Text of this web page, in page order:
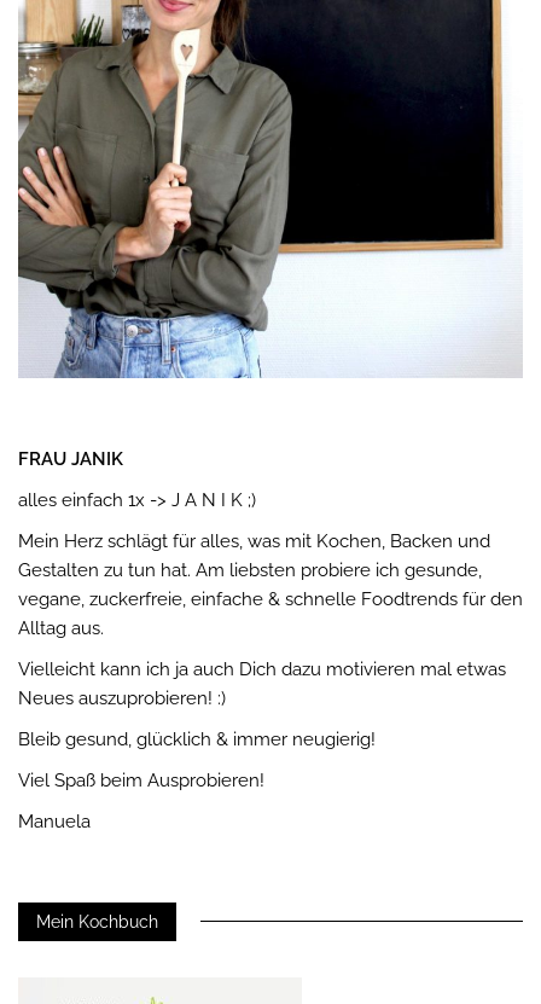
FRAU JANIK
alles einfach 1x -> J A N I K ;)
Mein Herz schlägt für alles, was mit Kochen, Backen und
Gestalten zu tun hat. Am liebsten probiere ich gesunde,
vegane, zuckerfreie, einfache & schnelle Foodtrends für den
Alltag aus.
Vielleicht kann ich ja auch Dich dazu motivieren mal etwas
Neues auszuprobieren! :)
Bleib gesund, glücklich & immer neugierig!
Viel Spaß beim Ausprobieren!
Manuela
Mein Kochbuch